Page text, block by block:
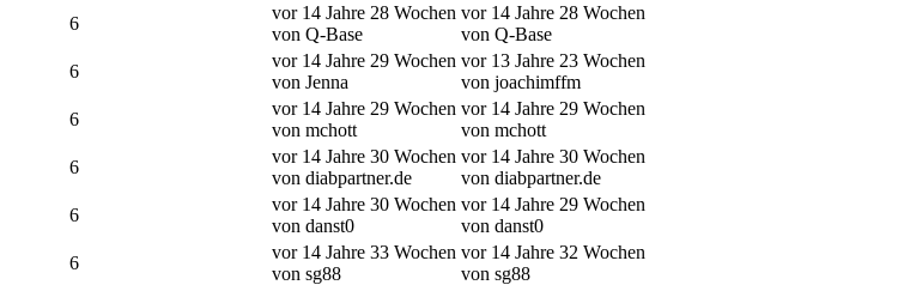
6
vor 14 Jahre 28 Wochen
von Q-Base
vor 14 Jahre 28 Wochen
von Q-Base
6
vor 14 Jahre 29 Wochen
von Jenna
vor 13 Jahre 23 Wochen
von joachimffm
6
vor 14 Jahre 29 Wochen
von mchott
vor 14 Jahre 29 Wochen
von mchott
6
vor 14 Jahre 30 Wochen
von diabpartner.de
vor 14 Jahre 30 Wochen
von diabpartner.de
6
vor 14 Jahre 30 Wochen
von danst0
vor 14 Jahre 29 Wochen
von danst0
6
vor 14 Jahre 33 Wochen
von sg88
vor 14 Jahre 32 Wochen
von sg88